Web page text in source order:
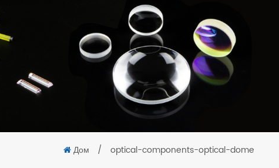
Дом / optical-components-optical-dome